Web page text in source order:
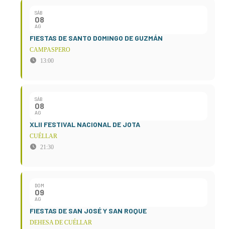
SÁB
08
AG
FIESTAS DE SANTO DOMINGO DE GUZMÁN
CAMPASPERO
13:00
SÁB
08
AG
XLII FESTIVAL NACIONAL DE JOTA
CUÉLLAR
21:30
DOM
09
AG
FIESTAS DE SAN JOSÉ Y SAN ROQUE
DEHESA DE CUÉLLAR